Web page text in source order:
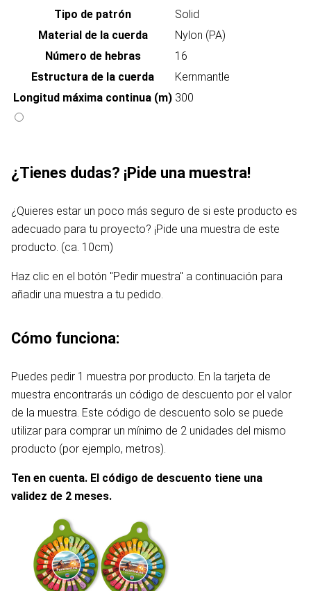
Tipo de patrón
Solid
Material de la cuerda
Nylon (PA)
Número de hebras
16
Estructura de la cuerda
Kernmantle
Longitud máxima continua (m) 300
¿Tienes dudas? ¡Pide una muestra!
¿Quieres estar un poco más seguro de si este producto es
adecuado para tu proyecto? ¡Pide una muestra de este
producto. (ca. 10cm)
Haz clic en el botón "Pedir muestra" a continuación para
añadir una muestra a tu pedido.
Cómo funciona:
Puedes pedir 1 muestra por producto. En la tarjeta de
muestra encontrarás un código de descuento por el valor
de la muestra. Este código de descuento solo se puede
utilizar para comprar un mínimo de 2 unidades del mismo
producto (por ejemplo, metros).
Ten en cuenta. El código de descuento tiene una
validez de 2 meses.